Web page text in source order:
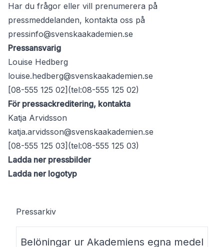
Har du frågor eller vill prenumerera på
pressmeddelanden, kontakta oss på
pressinfo@svenskaakademien.se
Pressansvarig
Louise Hedberg
louise.hedberg@svenskaakademien.se
[08-555 125 02](tel:08-555 125 02)
För pressackreditering, kontakta
Katja Arvidsson
katja.arvidsson@svenskaakademien.se
[08-555 125 03](tel:08-555 125 03)
Ladda ner pressbilder
Ladda ner logotyp
Pressarkiv
Belöningar ur Akademiens egna medel